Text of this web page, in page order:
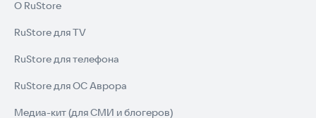
О RuStore
RuStore для TV
RuStore для телефона
RuStore для ОС Аврора
Медиа-кит (для СМИ и блогеров)